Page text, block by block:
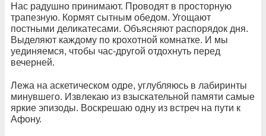
Нас радушно принимают. Проводят в просторную
трапезную. Кормят сытным обедом. Угощают
постными деликатесами. Объясняют распорядок дня.
Выделяют каждому по крохотной комнатке. И мы
уединяемся, чтобы час-другой отдохнуть перед
вечерней.
Лежа на аскетическом одре, углубляюсь в лабиринты
минувшего. Извлекаю из взыскательной памяти самые
яркие эпизоды. Воскрешаю одну из встреч на пути к
Афону.